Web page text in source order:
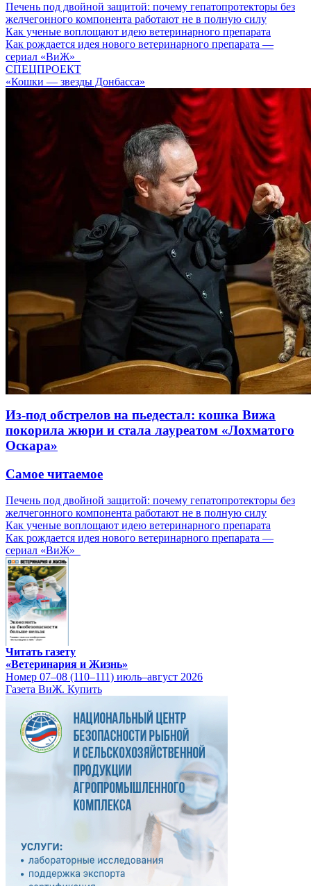
Печень под двойной защитой: почему гепатопротекторы без
желчегонного компонента работают не в полную силу
Как ученые воплощают идею ветеринарного препарата
Как рождается идея нового ветеринарного препарата —
сериал «ВиЖ»
СПЕЦПРОЕКТ
«Кошки — звезды Донбасса»
Из-под обстрелов на пьедестал: кошка Вижа
покорила жюри и стала лауреатом «Лохматого
Оскара»
Самое читаемое
Печень под двойной защитой: почему гепатопротекторы без
желчегонного компонента работают не в полную силу
Как ученые воплощают идею ветеринарного препарата
Как рождается идея нового ветеринарного препарата —
сериал «ВиЖ»
Читать газету
«Ветеринария и Жизнь»
Номер 07–08 (110–111) июль–август 2026
Газета ВиЖ. Купить